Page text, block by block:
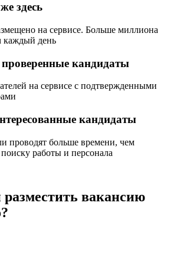
здесь
на сервисе. Больше миллиона
каждый день
кандидаты
на сервисе с подтвержденными
кандидаты
проводят больше времени, чем
работы и персонала
вакансию